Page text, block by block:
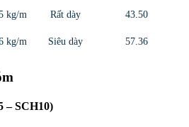
kg/m Rất dày
43.50
kg/m Siêu dày 57.36
– SCH10)